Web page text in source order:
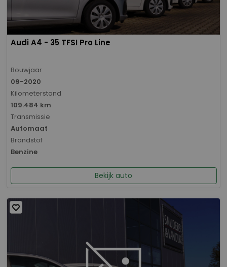
Audi A4 - 35 TFSI Pro Line
Bouwjaar
09-2020
Kilometerstand
109.484 km
Transmissie
Automaat
Brandstof
Benzine
Bekijk auto